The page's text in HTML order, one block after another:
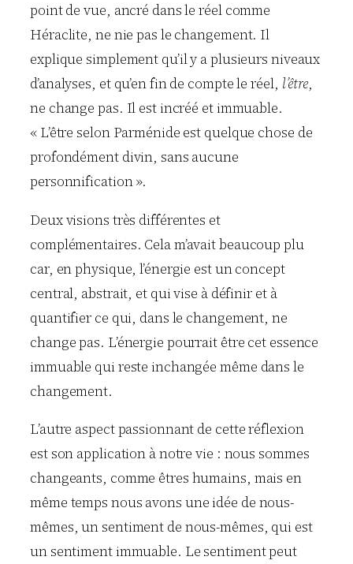
point de vue, ancré dans le réel comme
Héraclite, ne nie pas le changement. Il
explique simplement qu’il y a plusieurs niveaux
d’analyses, et qu’en fin de compte le réel, l’être,
ne change pas. Il est incréé et immuable.
« L’être selon Parménide est quelque chose de
profondément divin, sans aucune
personnification ».
Deux visions très différentes et
complémentaires. Cela m’avait beaucoup plu
car, en physique, l’énergie est un concept
central, abstrait, et qui vise à définir et à
quantifier ce qui, dans le changement, ne
change pas. L’énergie pourrait être cet essence
immuable qui reste inchangée même dans le
changement.
L’autre aspect passionnant de cette réflexion
est son application à notre vie : nous sommes
changeants, comme êtres humains, mais en
même temps nous avons une idée de nous-
mêmes, un sentiment de nous-mêmes, qui est
un sentiment immuable. Le sentiment peut